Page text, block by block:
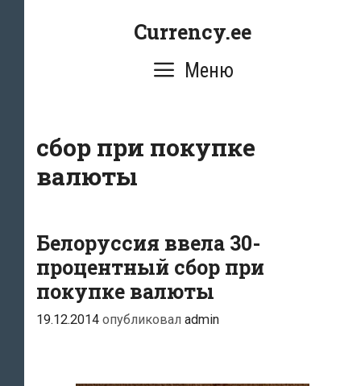
Currency.ee
Меню
сбор при покупке
валюты
Белоруссия ввела 30-
процентный сбор при
покупке валюты
19.12.2014 опубликовал admin